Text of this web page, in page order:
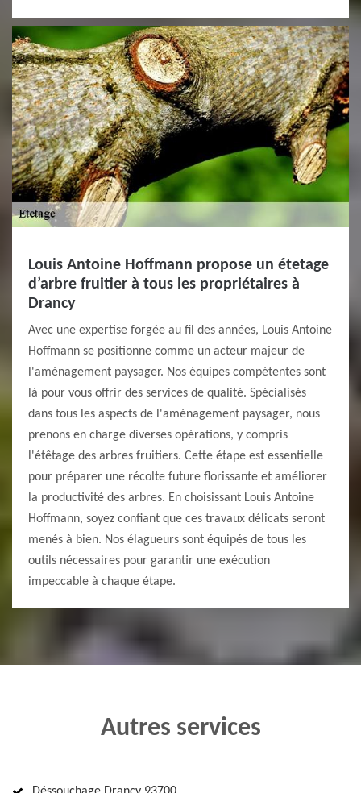
Louis Antoine Hoffmann propose un étetage
d’arbre fruitier à tous les propriétaires à
Drancy
Avec une expertise forgée au fil des années, Louis Antoine
Hoffmann se positionne comme un acteur majeur de
l'aménagement paysager. Nos équipes compétentes sont
là pour vous offrir des services de qualité. Spécialisés
dans tous les aspects de l'aménagement paysager, nous
prenons en charge diverses opérations, y compris
l'étêtage des arbres fruitiers. Cette étape est essentielle
pour préparer une récolte future florissante et améliorer
la productivité des arbres. En choisissant Louis Antoine
Hoffmann, soyez confiant que ces travaux délicats seront
menés à bien. Nos élagueurs sont équipés de tous les
outils nécessaires pour garantir une exécution
impeccable à chaque étape.
Autres services